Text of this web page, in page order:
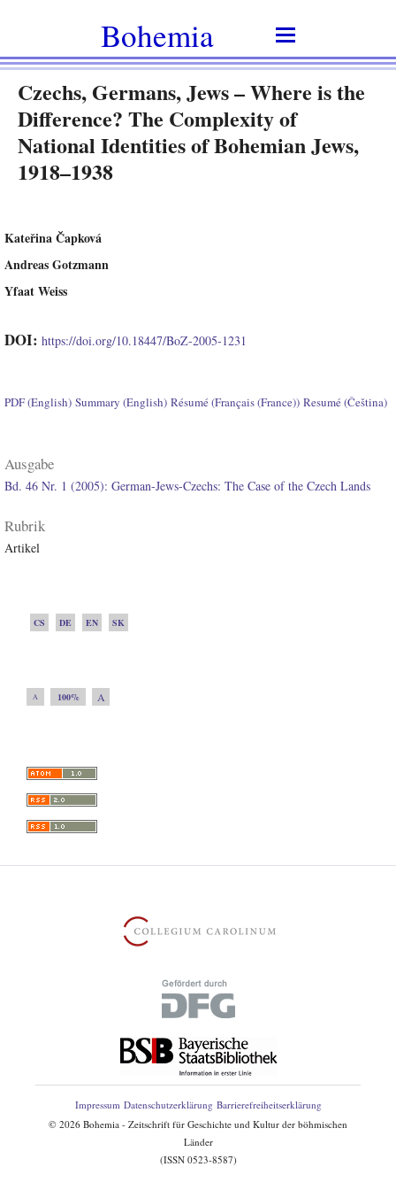
Bohemia
Czechs, Germans, Jews – Where is the
Difference? The Complexity of
National Identities of Bohemian Jews,
1918–1938
Kateřina Čapková
Andreas Gotzmann
Yfaat Weiss
DOI: https://doi.org/10.18447/BoZ-2005-1231
PDF (English) Summary (English) Résumé (Français (France)) Resumé (Čeština)
Ausgabe
Bd. 46 Nr. 1 (2005): German-Jews-Czechs: The Case of the Czech Lands
Rubrik
Artikel
CS DE EN SK
A 100% A
Impressum Datenschutzerklärung Barrierefreiheitserklärung
© 2026 Bohemia - Zeitschrift für Geschichte und Kultur der böhmischen
Länder
(ISSN 0523-8587)